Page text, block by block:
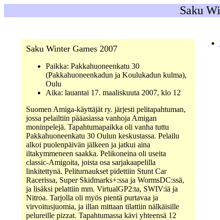
Saku
Saku Winter Games 2007
Paikka: Pakkahuoneenkatu 30
(Pakkahuoneenkadun ja Koulukadun kulma),
Oulu
Aika: lauantai 17. maaliskuuta 2007, klo 12
Suomen Amiga-käyttäjät ry. järjesti pelitapahtuman,
jossa pelailtiin pääasiassa vanhoja Amigan
moninpelejä. Tapahtumapaikka oli vanha tuttu
Pakkahuoneenkatu 30 Oulun keskustassa. Pelailu
alkoi puolenpäivän jälkeen ja jatkui aina
iltakymmeneen saakka. Pelikoneina oli useita
classic-Amigoita, joista osa sarjakaapelilla
linkitettynä. Peliturnaukset pidettiin Stunt Car
Racerissa, Super Skidmarks+:ssa ja WormsDC:ssä,
ja lisäksi pelattiin mm. VirtualGP2:ta, SWIV:iä ja
Nitroa. Tarjolla oli myös pientä purtavaa ja
virvoitusjuomia, ja illan mittaan tilattiin nälkäisille
pelureille pizzat. Tapahtumassa kävi yhteensä 12